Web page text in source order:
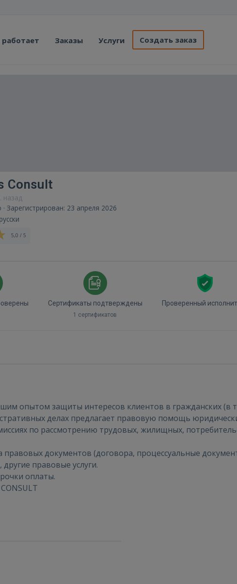
работает Заказы Услуги Создать заказ
Забыли пароль?
Consult
назад
Зарегистрирован: 23 апреля 2026
5,0 / 5
Сертификаты подтверждены
1 сертификатов
Проверенный
опытом защиты интересов клиентов в гражданских (в
делах предлагает правовую помощь
по рассмотрению трудовых, жилищных,
правовых документов (договора, процессуальные
правовые услуги.
оплаты.